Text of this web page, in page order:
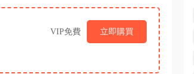
VIP免費 立即購買